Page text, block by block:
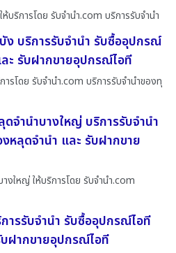
บริการโดย รับจํานํา.com บริการรับจำนำ
ง บริการรับจำนำ รับซื้ออุปกรณ์
ะ รับฝากขายอุปกรณ์ไอที
รโดย รับจํานํา.com บริการรับจำนำของทุ
ดจำนำบางใหญ่ บริการรับจำนำ
หลุดจำนำ และ รับฝากขาย
งใหญ่ ให้บริการโดย รับจํานํา.com
ารรับจำนำ รับซื้ออุปกรณ์ไอที
ฝากขายอุปกรณ์ไอที